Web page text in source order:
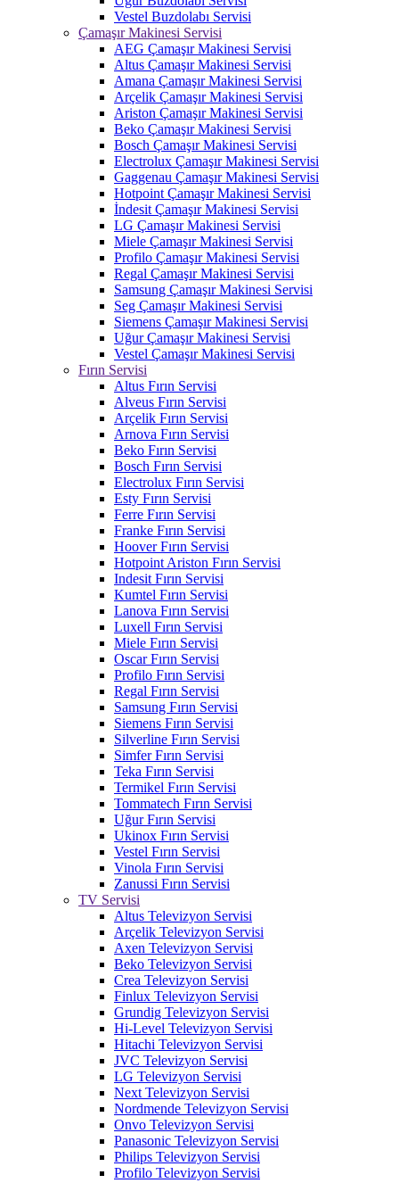
Vestel Buzdolabı Servisi
Çamaşır Makinesi Servisi
AEG Çamaşır Makinesi Servisi
Altus Çamaşır Makinesi Servisi
Amana Çamaşır Makinesi Servisi
Arçelik Çamaşır Makinesi Servisi
Ariston Çamaşır Makinesi Servisi
Beko Çamaşır Makinesi Servisi
Bosch Çamaşır Makinesi Servisi
Electrolux Çamaşır Makinesi Servisi
Gaggenau Çamaşır Makinesi Servisi
Hotpoint Çamaşır Makinesi Servisi
İndesit Çamaşır Makinesi Servisi
LG Çamaşır Makinesi Servisi
Miele Çamaşır Makinesi Servisi
Profilo Çamaşır Makinesi Servisi
Regal Çamaşır Makinesi Servisi
Samsung Çamaşır Makinesi Servisi
Seg Çamaşır Makinesi Servisi
Siemens Çamaşır Makinesi Servisi
Uğur Çamaşır Makinesi Servisi
Vestel Çamaşır Makinesi Servisi
Fırın Servisi
Altus Fırın Servisi
Alveus Fırın Servisi
Arçelik Fırın Servisi
Arnova Fırın Servisi
Beko Fırın Servisi
Bosch Fırın Servisi
Electrolux Fırın Servisi
Esty Fırın Servisi
Ferre Fırın Servisi
Franke Fırın Servisi
Hoover Fırın Servisi
Hotpoint Ariston Fırın Servisi
Indesit Fırın Servisi
Kumtel Fırın Servisi
Lanova Fırın Servisi
Luxell Fırın Servisi
Miele Fırın Servisi
Oscar Fırın Servisi
Profilo Fırın Servisi
Regal Fırın Servisi
Samsung Fırın Servisi
Siemens Fırın Servisi
Silverline Fırın Servisi
Simfer Fırın Servisi
Teka Fırın Servisi
Termikel Fırın Servisi
Tommatech Fırın Servisi
Uğur Fırın Servisi
Ukinox Fırın Servisi
Vestel Fırın Servisi
Vinola Fırın Servisi
Zanussi Fırın Servisi
TV Servisi
Altus Televizyon Servisi
Arçelik Televizyon Servisi
Axen Televizyon Servisi
Beko Televizyon Servisi
Crea Televizyon Servisi
Finlux Televizyon Servisi
Grundig Televizyon Servisi
Hi-Level Televizyon Servisi
Hitachi Televizyon Servisi
JVC Televizyon Servisi
LG Televizyon Servisi
Next Televizyon Servisi
Nordmende Televizyon Servisi
Onvo Televizyon Servisi
Panasonic Televizyon Servisi
Philips Televizyon Servisi
Profilo Televizyon Servisi